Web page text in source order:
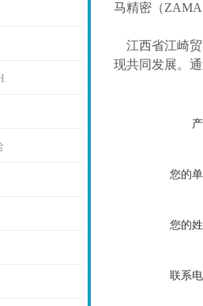
马精密（
江西省江崎
现共同发展。
您的
您的
联系